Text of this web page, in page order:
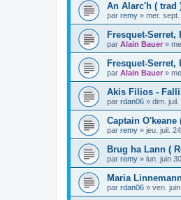
An Alarc'h ( trad
par remy » mer.
Fresquet-Serret,
par Alain Bauer »
Fresquet-Serret,
par Alain Bauer »
Akis Filios -
par rdan06 » dim.
Captain O'keane
par remy » jeu. juil.
Brug ha Lann (
par remy » lun. juin
Maria
par rdan06 » ven.